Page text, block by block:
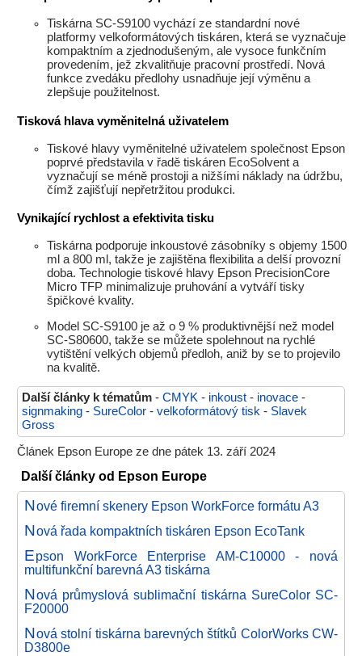
Tiskárna SC-S9100 vychází ze standardní nové
platformy velkoformátových tiskáren, která se vyznačuje
kompaktním a zjednodušeným, ale vysoce funkčním
provedením, jež zkvalitňuje pracovní prostředí. Nová
funkce zvedáku předlohy usnadňuje její výměnu a
zlepšuje použitelnost.
Tisková hlava vyměnitelná uživatelem
Tiskové hlavy vyměnitelné uživatelem společnost Epson
poprvé představila v řadě tiskáren EcoSolvent a
vyznačují se méně prostoji a nižšími náklady na údržbu,
čímž zajišťují nepřetržitou produkci.
Vynikající rychlost a efektivita tisku
Tiskárna podporuje inkoustové zásobníky s objemy 1500
ml a 800 ml, takže je zajištěna flexibilita a delší provozní
doba. Technologie tiskové hlavy Epson PrecisionCore
Micro TFP minimalizuje pruhování a vytváří tisky
špičkové kvality.
Model SC-S9100 je až o 9 % produktivnější než model
SC-S80600, takže se můžete spolehnout na rychlé
vytištění velkých objemů předloh, aniž by se to projevilo
na kvalitě.
Další články k tématům - CMYK - inkoust - inovace -
signmaking - SureColor - velkoformátový tisk - Slavek
Gross
Článek Epson Europe ze dne pátek 13. září 2024
Další články od Epson Europe
Nové firemní skenery Epson WorkForce formátu A3
Nová řada kompaktních tiskáren Epson EcoTank
Epson WorkForce Enterprise AM-C10000 - nová
multifunkční barevná A3 tiskárna
Nová průmyslová sublimační tiskárna SureColor SC-
F20000
Nová stolní tiskárna barevných štítků ColorWorks CW-
D3800e